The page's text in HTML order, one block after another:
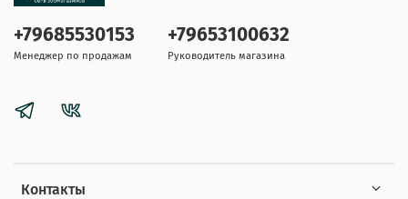
Контакты
+79685530153
Менеджер по продажам
+79653100632
Руководитель магазина